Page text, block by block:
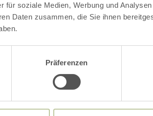
für soziale Medien, Werbung und
Daten zusammen, die Sie ihnen
Präferenzen